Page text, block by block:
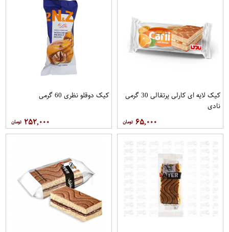
کیک لایه ای کارلی پرتقالی 30 گرمی
نادی
۶۵,۰۰۰
کیک دوقلو نظری 60 گرمی
۲۵۲,۰۰۰